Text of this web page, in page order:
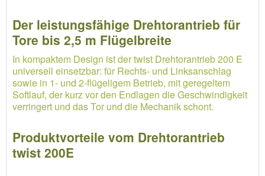
Der leistungsfähige Drehtorantrieb für
Tore bis 2,5 m Flügelbreite
In kompaktem Design ist der twist Drehtorantrieb 200 E
universell einsetzbar: für Rechts- und Linksanschlag
sowie in 1- und 2-flügeligem Betrieb, mit geregeltem
Softlauf, der kurz vor den Endlagen die Geschwindigkeit
verringert und das Tor und die Mechanik schont.
Produktvorteile vom Drehtorantrieb
twist 200E